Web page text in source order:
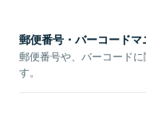
郵便番号・バーコードマ
郵便番号や、バーコード
す。